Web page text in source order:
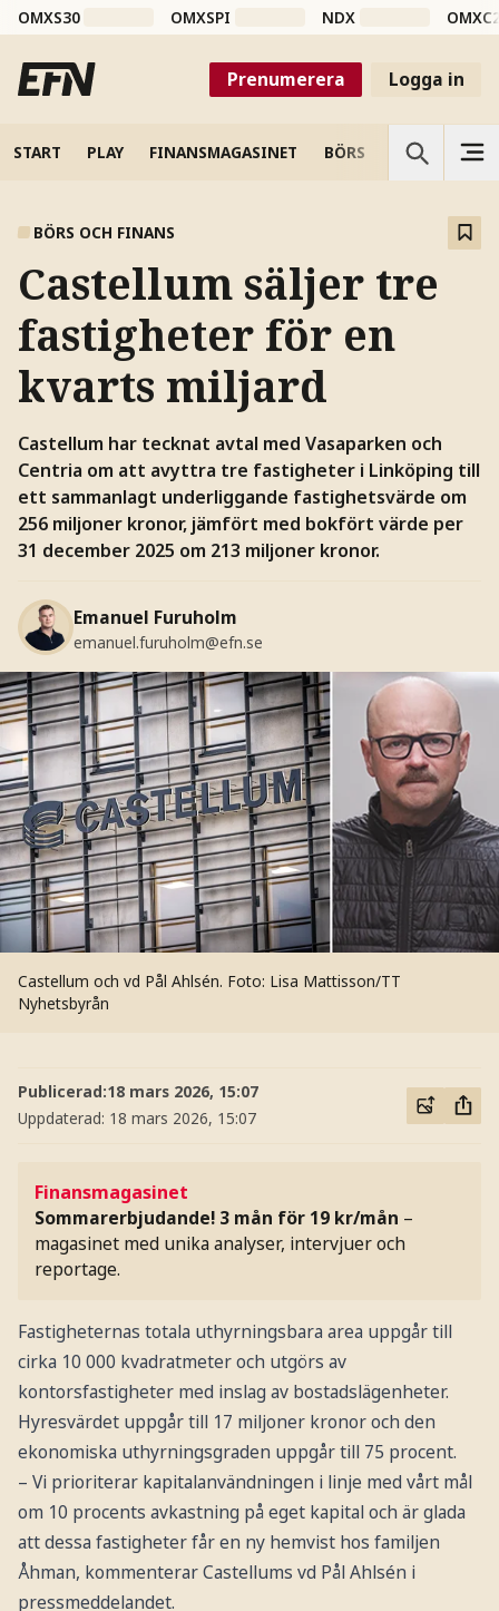
OMXS30 OMXSPI NDX
Prenumerera Logga in
START PLAY FINANSMAGASINET BÖRS VETENSKAP
BÖRS OCH FINANS
Castellum säljer tre
fastigheter för en
kvarts miljard
Castellum har tecknat avtal med Vasaparken och
Centria om att avyttra tre fastigheter i Linköping till
ett sammanlagt underliggande fastighetsvärde om
256 miljoner kronor, jämfört med bokfört värde per
31 december 2025 om 213 miljoner kronor.
Emanuel Furuholm
emanuel.furuholm@efn.se
Castellum och vd Pål Ahlsén. Foto: Lisa Mattisson/TT
Nyhetsbyrån
Publicerad:18 mars 2026, 15:07
Uppdaterad: 18 mars 2026, 15:07
Finansmagasinet
Sommarerbjudande! 3 mån för 19 kr/mån –
magasinet med unika analyser, intervjuer och
reportage.
Fastigheternas totala uthyrningsbara area uppgår till
cirka 10 000 kvadratmeter och utgörs av
kontorsfastigheter med inslag av bostadslägenheter.
Hyresvärdet uppgår till 17 miljoner kronor och den
ekonomiska uthyrningsgraden uppgår till 75 procent.
– Vi prioriterar kapitalanvändningen i linje med vårt mål
om 10 procents avkastning på eget kapital och är glada
att dessa fastigheter får en ny hemvist hos familjen
Åhman, kommenterar Castellums vd Pål Ahlsén i
pressmeddelandet.